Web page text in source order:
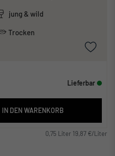
jung & wild
Trocken
Lieferbar
IN DEN WARENKORB
0,75 Liter 19,87 €/Liter